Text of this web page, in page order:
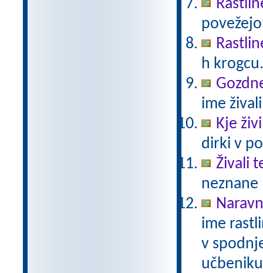
h krogcu.
ime
Kje
dirki v
Živali
neznane
ime
v